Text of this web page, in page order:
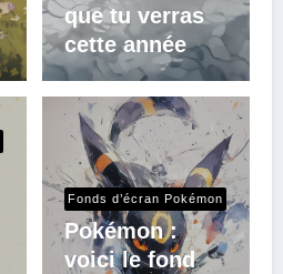
que tu verras
cette année
Fonds d’écran Pokémon
Pokémon :
voici le fond